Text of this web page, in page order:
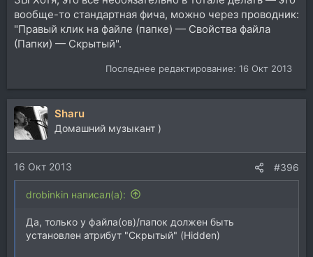
вообще-то стандартная фича, можно через проводник:
"Правый клик на файле (папке) — Свойства файла
(Папки) — Скрытый".
Последнее редактирование: 16 Окт 2013
Sharu
Домашний музыкант )
16 Окт 2013 #396
drobinkin написал(а):
Да, только у файла(ов)/папок должен быть
установлен атрибут "Скрытый" (Hidden)